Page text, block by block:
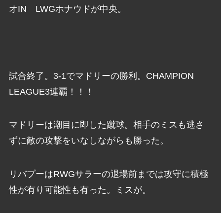
オIN LWGホナウドが中央。
試合終了。3-1でマドリーの勝利。CHAMPION
LEAGUE3連覇！！！
マドリーは潮目に即した蹴球。相手のミスも逃さ
ずに敵の攻撃をいなしながらも勝った。
リバプーはRWGサラーの退場前までは攻守に積極
性が有り可能性も有った。ミスが。